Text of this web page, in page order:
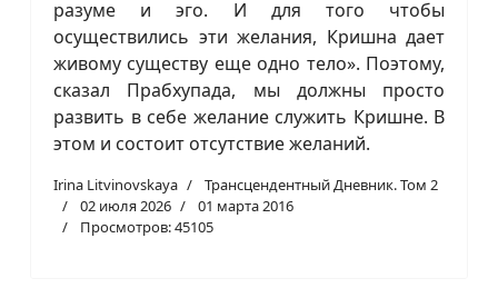
разуме и эго. И для того чтобы
осуществились эти желания, Кришна дает
живому существу еще одно тело». Поэтому,
сказал Прабхупада, мы должны просто
развить в себе желание служить Кришне. В
этом и состоит отсутствие желаний.
Irina Litvinovskaya
Трансцендентный Дневник. Том 2
02 июля 2026
01 марта 2016
Просмотров: 45105